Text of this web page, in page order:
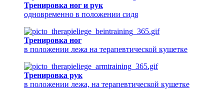
Тренировка ног и рук
одновременно в положении сидя
Тренировка ног
в положении лежа на терапевтической кушетке
Тренировка рук
в положении лежа, на терапевтической кушетке